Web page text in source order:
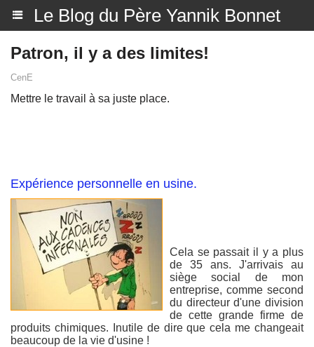
Le Blog du Père Yannik Bonnet
Patron, il y a des limites!
CenE
Mettre le travail à sa juste place.
Expérience personnelle en usine.
Cela se passait il y a plus
de 35 ans. J'arrivais au
siège social de mon
entreprise, comme second
du directeur d'une division
de cette grande firme de
produits chimiques. Inutile de dire que cela me changeait
beaucoup de la vie d'usine !